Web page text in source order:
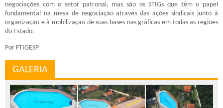
negociações com o setor patronal, mas são os STIGs que têm o papel
fundamental na mesa de negociação através das ações sindicais junto à
organização e à mobilização de suas bases nas gráficas em todas as regiões
do Estado.
Por FTIGESP
GALERIA